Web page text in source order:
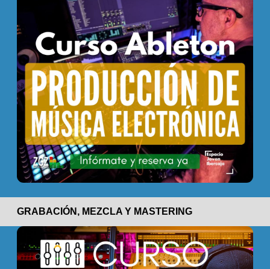
GRABACIÓN, MEZCLA Y MASTERING